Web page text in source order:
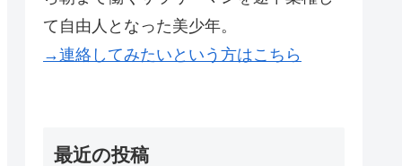
て自由人となった美少年。
→連絡してみたいという方はこちら
最近の投稿